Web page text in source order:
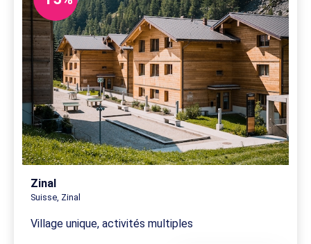
Zinal
Suisse, Zinal
Village unique, activités multiples